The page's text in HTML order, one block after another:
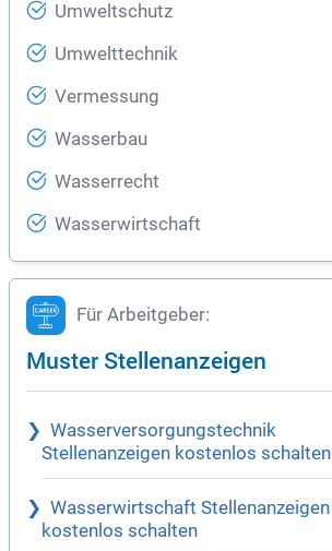
Umweltschutz
Umwelttechnik
Vermessung
Wasserbau
Wasserrecht
Wasserwirtschaft
Für Arbeitgeber:
Muster Stellenanzeigen
Wasserversorgungstechnik
Stellenanzeigen kostenlos schalten
Wasserwirtschaft Stellenanzeigen
kostenlos schalten